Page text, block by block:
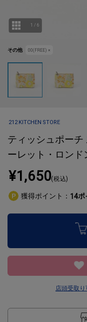
その他 00(FREE) ×
1 / 6
212 KITCHEN STORE
ティッシュポーチ
ーレット・ロンド
¥1,650(税込)
獲得ポイント： 14ポ
店頭受取り